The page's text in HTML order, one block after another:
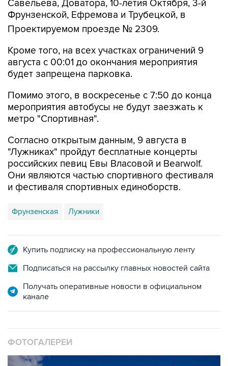
Проектируемом проезде № 2309.
Кроме того, на всех участках ограничений 9
будет запрещена парковка.
Помимо этого, в воскресенье с 7:50 до конца
метро "Спортивная".
Согласно открытым данным, 9 августа в
российских певиц Евы Власовой и Bearwolf.
Они являются частью спортивного фестиваля
и фестиваля спортивных единоборств.
Фрунзенская Лужники
Подписаться на рассылку главных новостей сайта
Получать оперативные новости в официальном